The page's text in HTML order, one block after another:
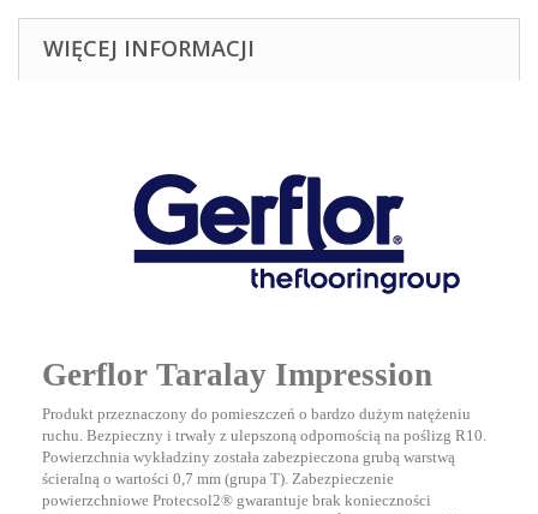
WIĘCEJ INFORMACJI
Gerflor Taralay Impression
Produkt przeznaczony do pomieszczeń o bardzo dużym natężeniu
ruchu. Bezpieczny i trwały z ulepszoną odpornością na poślizg R10.
Powierzchnia wykładziny została zabezpieczona grubą warstwą
ścieralną o wartości 0,7 mm (grupa T). Zabezpieczenie
powierzchniowe Protecsol2® gwarantuje brak konieczności